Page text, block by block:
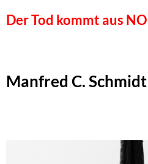
Der Tod kommt aus
Manfred C.